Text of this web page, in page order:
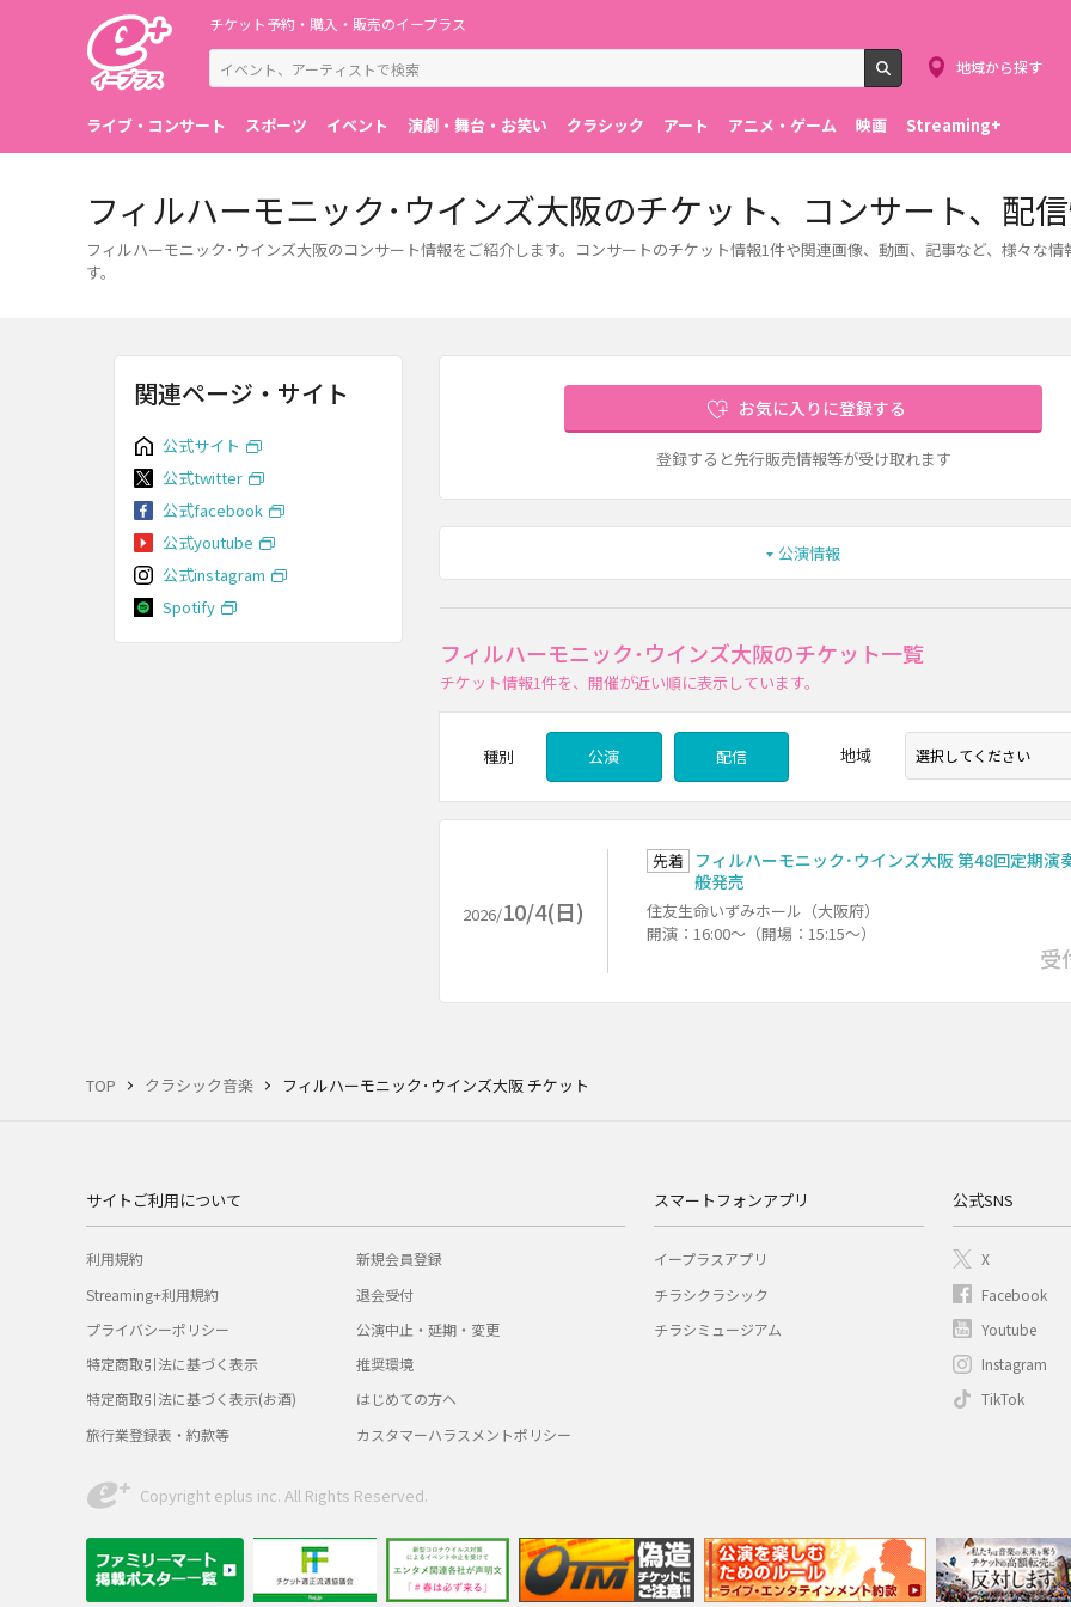
チケット予約・購入・販売のイープラス
検索
地域から探す
ライブ・コンサート スポーツ イベント 演劇・舞台・お笑い クラシック アート アニメ・ゲーム 映画 Streaming+
TOP クラシック音楽 フィルハーモニック･ウインズ大阪 チケット
フィルハーモニック･ウインズ大阪のチケット、コンサート、配
フィルハーモニック･ウインズ大阪のコンサート情報をご紹介します。コンサートのチケット情報1件や関連画像、動画、記事など、様々な情
す。
お気に入りに登録する
登録すると先行販売情報等が受け取れます
公演情報
フィルハーモニック･ウインズ大阪のチケット一覧
チケット情報1件を、開催が近い順に表示しています。
種別 公演 配信 地域
2026/10/4(日)
先着
フィルハーモニック･ウインズ大阪 第48回定期演
般発売
住友生命いずみホール（大阪府）
開演：16:00～（開場：15:15～）
受
関連ページ・サイト
公式サイト
公式twitter
公式facebook
公式youtube
公式instagram
Spotify
サイトご利用について
利用規約
Streaming+利用規約
プライバシーポリシー
特定商取引法に基づく表示
特定商取引法に基づく表示(お酒)
旅行業登録表・約款等
新規会員登録
退会受付
公演中止・延期・変更
推奨環境
はじめての方へ
カスタマーハラスメントポリシー
スマートフォンアプリ
イープラスアプリ
チラシクラシック
チラシミュージアム
公式SNS
X
Facebook
Youtube
Instagram
TikTok
Copyright eplus inc. All Rights Reserved.